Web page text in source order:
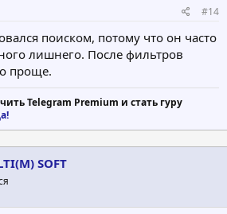
#14
поиском, потому что он часто
лишнего. После фильтров
проще.
Telegram Premium и стать гуру
SOFT